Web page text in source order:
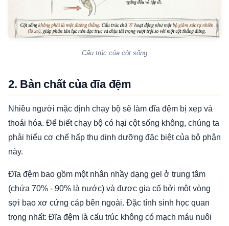
Cấu trúc của cột sống
2. Bản chất của đĩa đệm
Nhiều người mặc định chạy bộ sẽ làm đĩa đệm bị xẹp và
thoái hóa. Để biết chạy bộ có hại cột sống không, chúng ta
phải hiểu cơ chế hấp thụ dinh dưỡng đặc biệt của bộ phận
này.
Đĩa đệm bao gồm một nhân nhầy dạng gel ở trung tâm
(chứa 70% - 90% là nước) và được gia cố bởi một vòng
sợi bao xơ cứng cáp bên ngoài. Đặc tính sinh học quan
trọng nhất: Đĩa đệm là cấu trúc không có mạch máu nuôi